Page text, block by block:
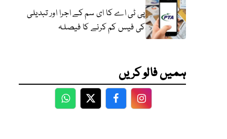
پی ٹی اے کا ای سم کے اجرا اور تبدیلی
کی فیس کم کرنے کا فیصلہ
ہمیں فالو کریں
WhatsApp
TwitterFacebookFacebook